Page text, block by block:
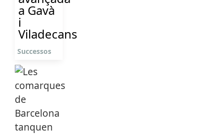
a Gavà
i
Viladecans
Successos